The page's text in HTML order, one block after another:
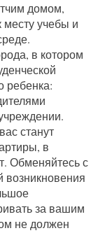
домом,
месту учебы и
в котором
ребенка:
станут
в
Обменяйтесь с
за вашим
не должен